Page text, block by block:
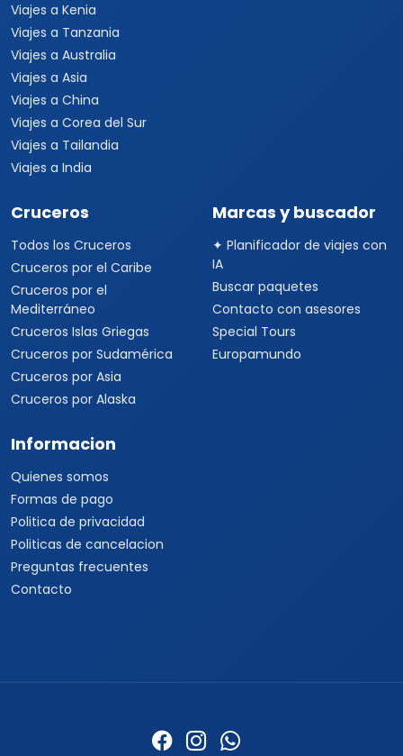
Viajes a Kenia
Viajes a Tanzania
Viajes a Australia
Viajes a Asia
Viajes a China
Viajes a Corea del Sur
Viajes a Tailandia
Viajes a India
Cruceros
Todos los Cruceros
Cruceros por el Caribe
Cruceros por el
Mediterráneo
Cruceros Islas Griegas
Cruceros por Sudamérica
Cruceros por Asia
Cruceros por Alaska
Marcas y buscador
✦ Planificador de viajes con
IA
Buscar paquetes
Contacto con asesores
Special Tours
Europamundo
Informacion
Quienes somos
Formas de pago
Politica de privacidad
Politicas de cancelacion
Preguntas frecuentes
Contacto